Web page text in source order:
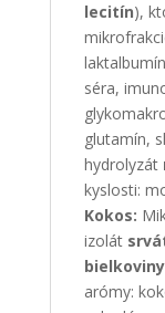
lecitín),
séra,
glutamín,
hydrolyzát
kyslosti:
Kokos:
izolát
bielkoviny
arómy: